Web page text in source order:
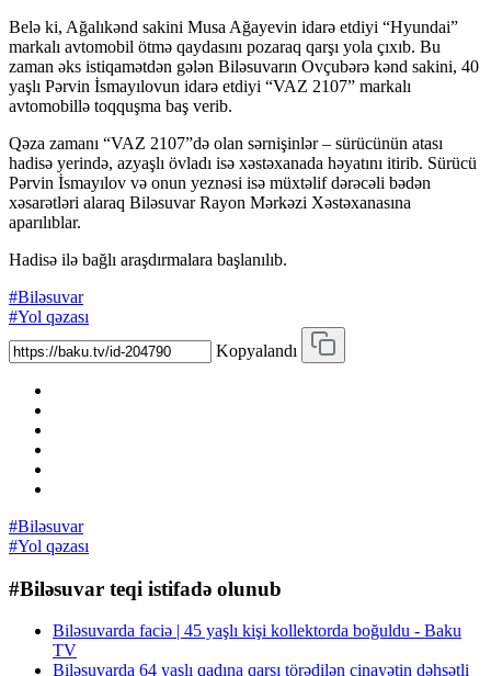
Belə ki, Ağalıkənd sakini Musa Ağayevin idarə etdiyi “Hyundai”
markalı avtomobil ötmə qaydasını pozaraq qarşı yola çıxıb. Bu
zaman əks istiqamətdən gələn Biləsuvarın Ovçubərə kənd sakini, 40
yaşlı Pərvin İsmayılovun idarə etdiyi “VAZ 2107” markalı
avtomobillə toqquşma baş verib.
Qəza zamanı “VAZ 2107”də olan sərnişinlər – sürücünün atası
hadisə yerində, azyaşlı övladı isə xəstəxanada həyatını itirib. Sürücü
Pərvin İsmayılov və onun yeznəsi isə müxtəlif dərəcəli bədən
xəsarətləri alaraq Biləsuvar Rayon Mərkəzi Xəstəxanasına
aparılıblar.
Hadisə ilə bağlı araşdırmalara başlanılıb.
#Biləsuvar
#Yol qəzası
Kopyalandı
#Biləsuvar
#Yol qəzası
#Biləsuvar teqi istifadə olunub
Biləsuvarda faciə | 45 yaşlı kişi kollektorda boğuldu - Baku
TV
Biləsuvarda 64 yaşlı qadına qarşı törədilən cinayətin dəhşətli